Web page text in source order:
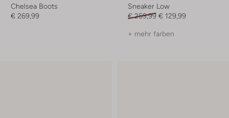
Chelsea Boots
€ 269,99
Sneaker Low
€ 259,99 € 129,99
+ mehr farben